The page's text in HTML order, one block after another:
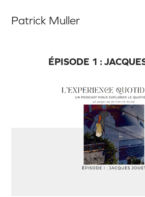
Patrick Muller
ÉPISODE 1 :